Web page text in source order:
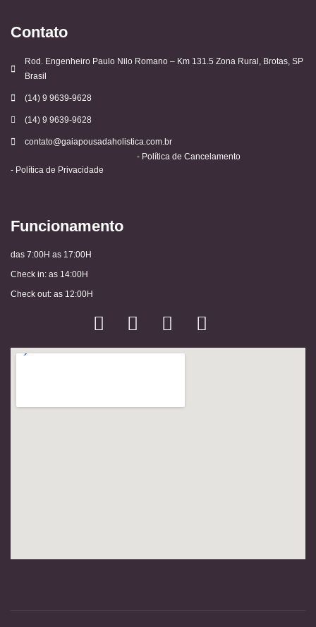
Contato
Rod. Engenheiro Paulo Nilo Romano – Km 131.5 Zona Rural, Brotas, SP
Brasil
(14) 9 9639-9628
(14) 9 9639-9628
contato@gaiapousadaholistica.com.br
- Política de Privacidade
- Política de Cancelamento
Funcionamento
das 7:00H as 17:00H
Check in: as 14:00H
Check out: as 12:00H